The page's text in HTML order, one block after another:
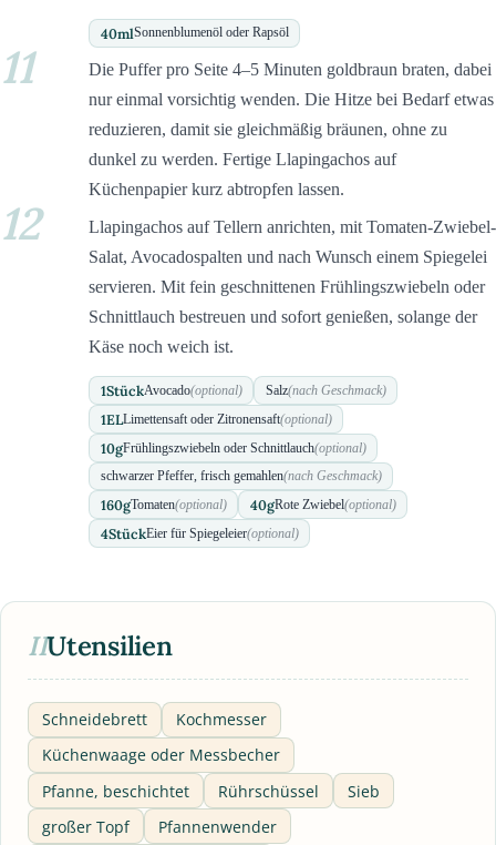
40mlSonnenblumenöl oder Rapsöl
11
Die Puffer pro Seite 4–5 Minuten goldbraun braten, dabei
nur einmal vorsichtig wenden. Die Hitze bei Bedarf etwas
reduzieren, damit sie gleichmäßig bräunen, ohne zu
dunkel zu werden. Fertige Llapingachos auf
Küchenpapier kurz abtropfen lassen.
12
Llapingachos auf Tellern anrichten, mit Tomaten-Zwiebel-
Salat, Avocadospalten und nach Wunsch einem Spiegelei
servieren. Mit fein geschnittenen Frühlingszwiebeln oder
Schnittlauch bestreuen und sofort genießen, solange der
Käse noch weich ist.
1StückAvocado(optional) Salz(nach Geschmack)
1ELLimettensaft oder Zitronensaft(optional)
10gFrühlingszwiebeln oder Schnittlauch(optional)
schwarzer Pfeffer, frisch gemahlen(nach Geschmack)
160gTomaten(optional) 40gRote Zwiebel(optional)
4StückEier für Spiegeleier(optional)
IIUtensilien
Schneidebrett
Kochmesser
Küchenwaage oder Messbecher
Pfanne, beschichtet
Rührschüssel
Sieb
großer Topf
Pfannenwender